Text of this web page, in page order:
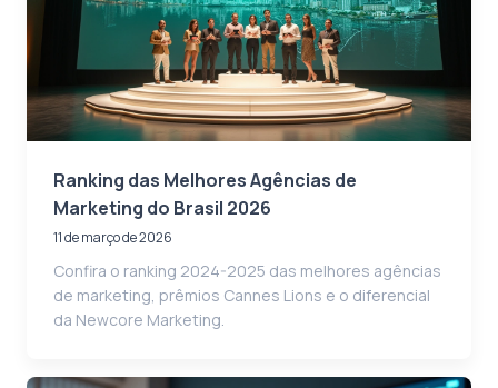
Ranking das Melhores Agências de
Marketing do Brasil 2026
11 de março de 2026
Confira o ranking 2024-2025 das melhores agências
de marketing, prêmios Cannes Lions e o diferencial
da Newcore Marketing.